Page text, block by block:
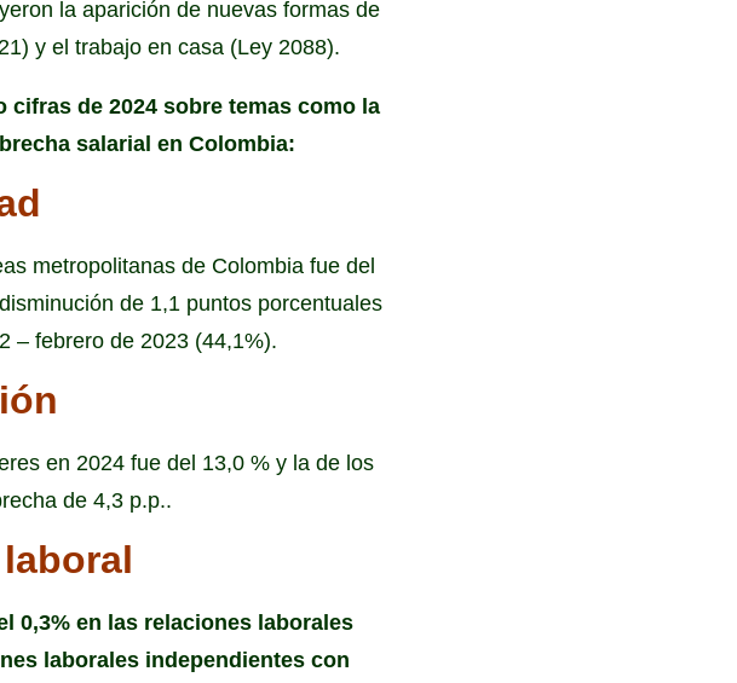
la aparición de nuevas formas de
y el trabajo en casa (Ley 2088).
de 2024 sobre temas como la
salarial en Colombia:
metropolitanas de Colombia fue del
de 1,1 puntos porcentuales
– febrero de 2023 (44,1%).
en 2024 fue del 13,0 % y la de los
de 4,3 p.p..
0,3% en las relaciones laborales
laborales independientes con